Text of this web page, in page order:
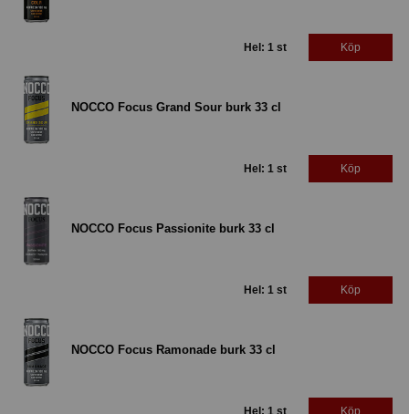
Hel: 1 st Köp
NOCCO Focus Grand Sour burk 33 cl
Hel: 1 st Köp
NOCCO Focus Passionite burk 33 cl
Hel: 1 st Köp
NOCCO Focus Ramonade burk 33 cl
Hel: 1 st Köp